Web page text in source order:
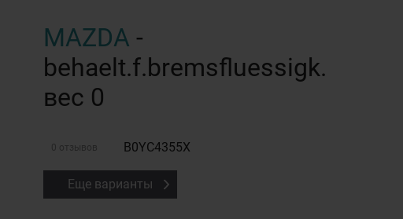
MAZDA -
behaelt.f.bremsfluessigk.
вес 0
0 отзывов B0YC4355X
Еще варианты